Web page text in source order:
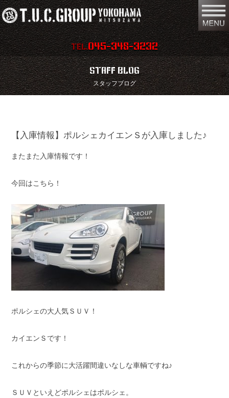
TEL.045-348-3232
在庫車両情報 店舗情報
保証内容 地図
スタッフ紹介 お問い合わせ
特別作業
買取無料査定
保険 TUCとは？
リクルート リンク
スタッフブログ 納車情報
T.U.C.GROUP
STAFF BLOG
スタッフブログ
【入庫情報】ポルシェカイエンＳが入庫しました♪
またまた入庫情報です！
今回はこちら！
ポルシェの大人気ＳＵＶ！
カイエンＳです！
これからの季節に大活躍間違いなしな車輌ですね♪
ＳＵＶといえどポルシェはポルシェ。